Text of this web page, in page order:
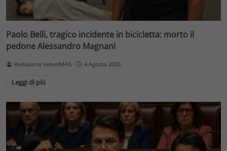
Paolo Belli, tragico incidente in bicicletta: morto il
pedone Alessandro Magnani
Redazione VelvetMAG 4 Agosto 2026
Leggi di più